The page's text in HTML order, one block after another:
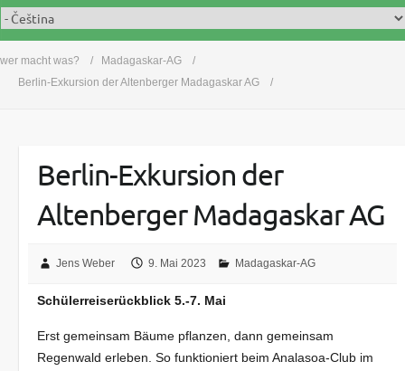
e
n
wer macht was?
Madagaskar-AG
Berlin-Exkursion der Altenberger Madagaskar AG
Berlin-Exkursion der
Altenberger Madagaskar AG
Jens Weber 9. Mai 2023 Madagaskar-AG
Schülerreiserückblick 5.-7. Mai
Erst gemeinsam Bäume pflanzen, dann gemeinsam
Regenwald erleben. So funktioniert beim Analasoa-Club im